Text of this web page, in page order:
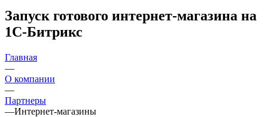
Запуск готового интернет-магазина на
1С-Битрикс
Главная
—
О компании
—
Партнеры
—Интернет-магазины